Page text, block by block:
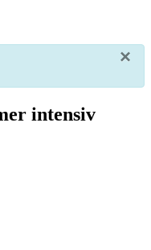
×
intensiv